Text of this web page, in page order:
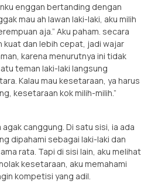
enggan bertanding dengan
mau ah lawan laki-laki, aku milih
aja.” Aku paham. secara
kuat dan lebih cepat, jadi wajar
karena menurutnya ini tidak
teman laki-laki langsung
Kalau mau kesetaraan, ya harus
kesetaraan kok milih-milih.”
canggung. Di satu sisi, ia ada
dipahami sebagai laki-laki dan
rata. Tapi di sisi lain, aku melihat
kesetaraan, aku memahami
kompetisi yang adil.